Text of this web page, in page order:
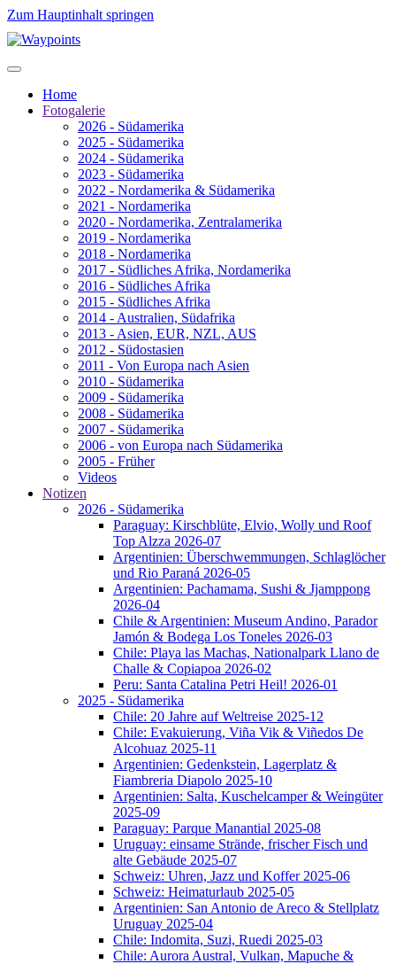
Zum Hauptinhalt springen
Home
Fotogalerie
2026 - Südamerika
2025 - Südamerika
2024 - Südamerika
2023 - Südamerika
2022 - Nordamerika & Südamerika
2021 - Nordamerika
2020 - Nordamerika, Zentralamerika
2019 - Nordamerika
2018 - Nordamerika
2017 - Südliches Afrika, Nordamerika
2016 - Südliches Afrika
2015 - Südliches Afrika
2014 - Australien, Südafrika
2013 - Asien, EUR, NZL, AUS
2012 - Südostasien
2011 - Von Europa nach Asien
2010 - Südamerika
2009 - Südamerika
2008 - Südamerika
2007 - Südamerika
2006 - von Europa nach Südamerika
2005 - Früher
Videos
Notizen
2026 - Südamerika
Paraguay: Kirschblüte, Elvio, Wolly und Roof
Top Alzza 2026-07
Argentinien: Überschwemmungen, Schlaglöcher
und Rio Paraná 2026-05
Argentinien: Pachamama, Sushi & Jjamppong
2026-04
Chile & Argentinien: Museum Andino, Parador
Jamón & Bodega Los Toneles 2026-03
Chile: Playa las Machas, Nationalpark Llano de
Challe & Copiapoa 2026-02
Peru: Santa Catalina Petri Heil! 2026-01
2025 - Südamerika
Chile: 20 Jahre auf Weltreise 2025-12
Chile: Evakuierung, Viña Vik & Viñedos De
Alcohuaz 2025-11
Argentinien: Gedenkstein, Lagerplatz &
Fiambreria Diapolo 2025-10
Argentinien: Salta, Kuschelcamper & Weingüter
2025-09
Paraguay: Parque Manantial 2025-08
Uruguay: einsame Strände, frischer Fisch und
alte Gebäude 2025-07
Schweiz: Uhren, Jazz und Koffer 2025-06
Schweiz: Heimaturlaub 2025-05
Argentinien: San Antonio de Areco & Stellplatz
Uruguay 2025-04
Chile: Indomita, Suzi, Ruedi 2025-03
Chile: Aurora Austral, Vulkan, Mapuche &